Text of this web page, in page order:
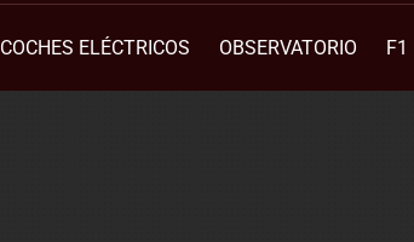
COCHES ELÉCTRICOS OBSERVATORIO F1